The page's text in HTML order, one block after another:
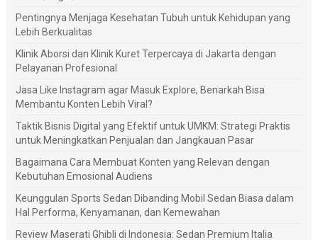
Pentingnya Menjaga Kesehatan Tubuh untuk Kehidupan yang
Lebih Berkualitas
Klinik Aborsi dan Klinik Kuret Terpercaya di Jakarta dengan
Pelayanan Profesional
Jasa Like Instagram agar Masuk Explore, Benarkah Bisa
Membantu Konten Lebih Viral?
Taktik Bisnis Digital yang Efektif untuk UMKM: Strategi Praktis
untuk Meningkatkan Penjualan dan Jangkauan Pasar
Bagaimana Cara Membuat Konten yang Relevan dengan
Kebutuhan Emosional Audiens
Keunggulan Sports Sedan Dibanding Mobil Sedan Biasa dalam
Hal Performa, Kenyamanan, dan Kemewahan
Review Maserati Ghibli di Indonesia: Sedan Premium Italia